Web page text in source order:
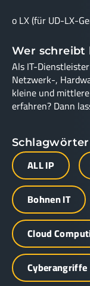
o LX (für UD-LX-
Wer schreibt
Als IT-
Netzwerk-,
kleine und
erfahren? Dann
Schlagwörter
ALL IP
Bohnen IT
Cloud
Cyberangriffe